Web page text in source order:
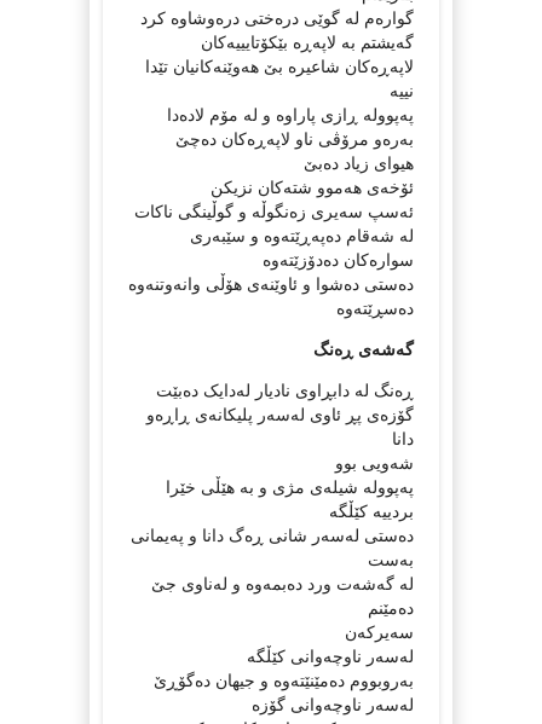
گوارەم لە گوێی درەختی درەوشاوە کرد
گەیشتم بە لاپەڕە بێکۆتایییەکان
لاپەڕەکان شاعیرە بێ هەوێنەکانیان تێدا
نییە
پەپوولە ڕازی پاراوە و لە مۆم لادەدا
بەرەو مرۆڤی ناو لاپەڕەکان دەچێ
هیوای زیاد دەبێ
ئۆخەی هەموو شتەکان نزیکن
ئەسپ سەیری زەنگوڵە و گوڵینگی ناکات
لە شەقام دەپەڕێتەوە و سێبەری
سوارەکان دەدۆزێتەوە
دەستی دەشوا و ئاوێنەی هۆڵی وانەوتنەوە
دەسڕێتەوە
گەشەی ڕەنگ
ڕەنگ لە دابڕاوی نادیار لەدایک دەبێت
گۆزەی پڕ ئاوی لەسەر پلیکانەی ڕاڕەو
دانا
شەویی بوو
پەپوولە شیلەی مژی و بە هێڵی خێرا
بردییە کێڵگە
دەستی لەسەر شانی ڕەگ دانا و پەیمانی
بەست
لە گەشەت ورد دەبمەوە و لەناوی جێ
دەمێنم
سەیرکەن
لەسەر ناوچەوانی کێڵگە
بەروبووم دەمێنێتەوە و جیهان دەگۆڕێ
لەسەر ناوچەوانی گۆزە